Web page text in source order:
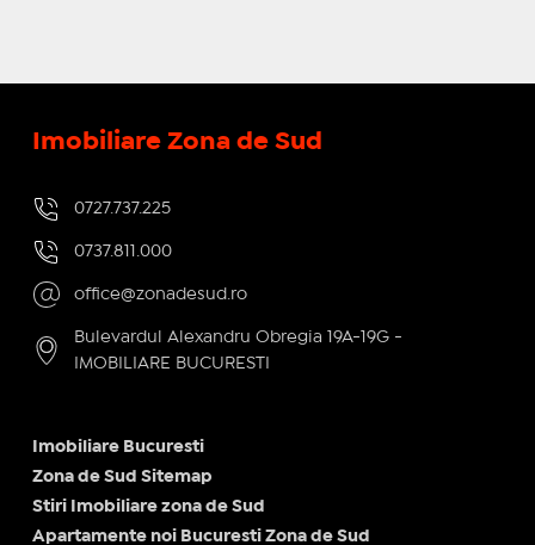
Imobiliare Zona de Sud
0727.737.225
0737.811.000
office@zonadesud.ro
Bulevardul Alexandru Obregia 19A-19G -
IMOBILIARE BUCURESTI
Imobiliare Bucuresti
Zona de Sud Sitemap
Stiri Imobiliare zona de Sud
Apartamente noi Bucuresti Zona de Sud